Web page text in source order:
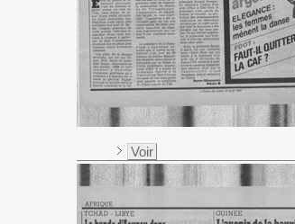
Voir